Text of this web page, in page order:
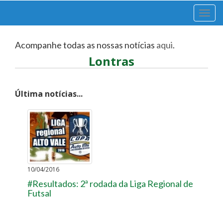
Acompanhe todas as nossas notícias aqui.
Lontras
Última notícias...
10/04/2016
#Resultados: 2ª rodada da Liga Regional de
Futsal